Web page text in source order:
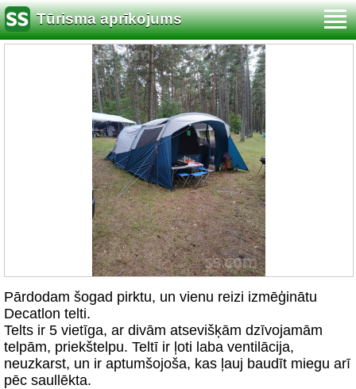
Tūrisma aprīkojums
Pārdodam šogad pirktu, un vienu reizi izmēģinātu
Decatlon telti.
Telts ir 5 vietīga, ar divām atsevišķām dzīvojamām
telpām, priekštelpu. Teltī ir ļoti laba ventilācija,
neuzkarst, un ir aptumšojoša, kas ļauj baudīt miegu arī
pēc saullēkta.